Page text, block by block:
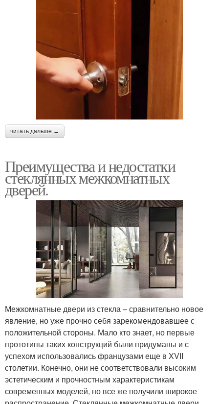
читать дальше →
Преимущества и недостатки
стеклянных межкомнатных
дверей.
Межкомнатные двери из стекла – сравнительно новое
явление, но уже прочно себя зарекомендовавшее с
положительной стороны. Мало кто знает, но первые
прототипы таких конструкций были придуманы и с
успехом использовались французами еще в XVII
столетии. Конечно, они не соответствовали высоким
эстетическим и прочностным характеристикам
современных моделей, но все же получили широкое